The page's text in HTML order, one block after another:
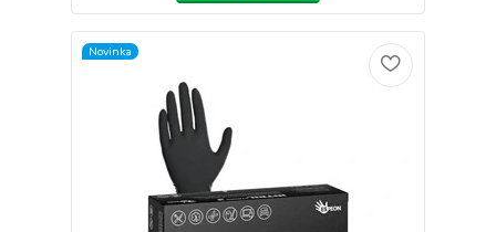
Novinka